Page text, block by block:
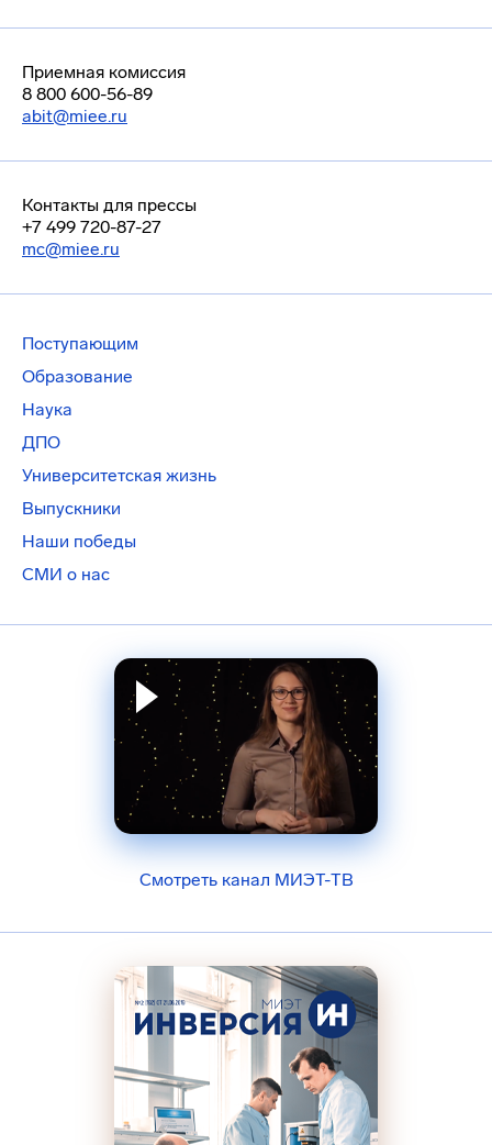
Приемная комиссия
8 800 600-56-89
abit@miee.ru
Контакты для прессы
+7 499 720-87-27
mc@miee.ru
Поступающим
Образование
Наука
ДПО
Университетская жизнь
Выпускники
Наши победы
СМИ о нас
Смотреть канал МИЭТ-ТВ